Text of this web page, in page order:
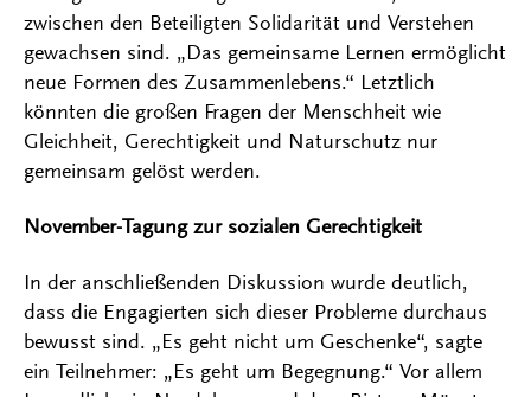
zwischen den Beteiligten Solidarität und Verstehen
gewachsen sind. „Das gemeinsame Lernen ermöglicht
neue Formen des Zusammenlebens.“ Letztlich
könnten die großen Fragen der Menschheit wie
Gleichheit, Gerechtigkeit und Naturschutz nur
gemeinsam gelöst werden.
November-Tagung zur sozialen Gerechtigkeit
In der anschließenden Diskussion wurde deutlich,
dass die Engagierten sich dieser Probleme durchaus
bewusst sind. „Es geht nicht um Geschenke“, sagte
ein Teilnehmer: „Es geht um Begegnung.“ Vor allem